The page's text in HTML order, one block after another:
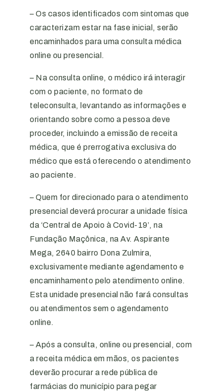
– Os casos identificados com sintomas que
caracterizam estar na fase inicial, serão
encaminhados para uma consulta médica
online ou presencial.
– Na consulta online, o médico irá interagir
com o paciente, no formato de
teleconsulta, levantando as informações e
orientando sobre como a pessoa deve
proceder, incluindo a emissão de receita
médica, que é prerrogativa exclusiva do
médico que está oferecendo o atendimento
ao paciente.
– Quem for direcionado para o atendimento
presencial deverá procurar a unidade física
da ‘Central de Apoio à Covid-19’, na
Fundação Maçônica, na Av. Aspirante
Mega, 2640 bairro Dona Zulmira,
exclusivamente mediante agendamento e
encaminhamento pelo atendimento online.
Esta unidade presencial não fará consultas
ou atendimentos sem o agendamento
online.
– Após a consulta, online ou presencial, com
a receita médica em mãos, os pacientes
deverão procurar a rede pública de
farmácias do município para pegar